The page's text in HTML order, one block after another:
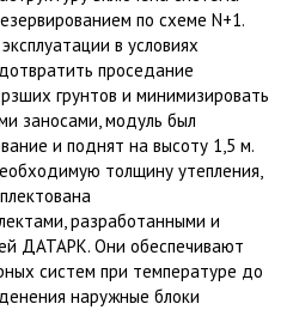
по схеме N+1.
в условиях
проседание
грунтов и минимизировать
заносами, модуль был
и поднят на высоту 1,5 м.
толщину утепления,
разработанными и
ДАТАРК. Они обеспечивают
систем при температуре до
наружные блоки